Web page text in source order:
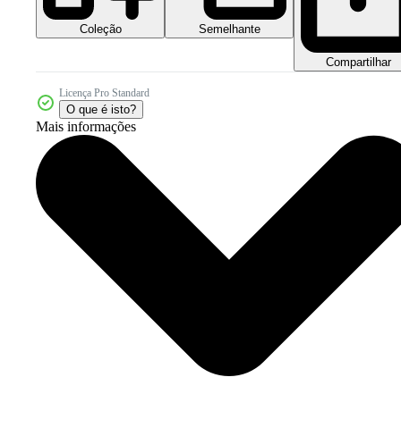
Coleção Semelhante
Compartilhar
Licença Pro Standard
O que é isto?
Mais informações